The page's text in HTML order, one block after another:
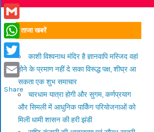
ताजा खबरें
काशी विश्वनाथ मंदिर है ज्ञानवापि मस्जिद वहां
होने के प्रमाण नहीं दे सका विरूद्ध पक्ष, शीघ्र आ
सकता एक शुभ समाचार
चारधाम यात्रा होगी और सुगम, कर्णप्रयाग
और सिमली में आधुनिक पार्किंग परियोजनाओं को
मिली धामी शासन की हरी झंडी
Facebook
Gmail
WhatsApp
Twitter
Email
Share